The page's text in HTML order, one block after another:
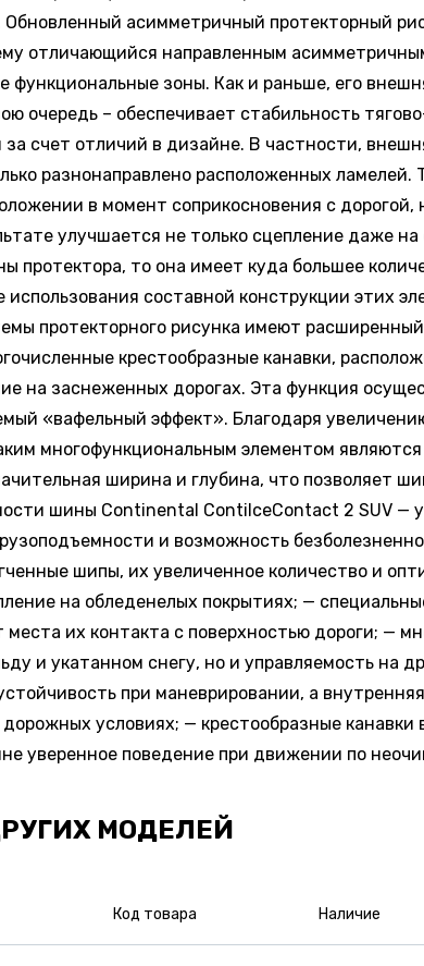
Обновленный асимметричный протекторный
отличающийся направленным
функциональные зоны. Как и раньше, его
очередь – обеспечивает стабильность
счет отличий в дизайне. В частности,
разнонаправлено расположенных
в момент соприкосновения с
улучшается не только сцепление даже
протектора, то она имеет куда большее
составной конструкции этих
протекторного рисунка имеют
крестообразные канавки,
на заснеженных дорогах. Эта функция
«вафельный эффект». Благодаря
многофункциональным элементом
ширина и глубина, что позволяет
шины Continental ContiIceContact 2 SUV —
и возможность
шипы, их увеличенное количество и
на обледенелых покрытиях; —
их контакта с поверхностью дороги; —
и укатанном снегу, но и управляемость на
при маневрировании, а
условиях; — крестообразные
уверенное поведение при движении по
МОДЕЛЕЙ
Код товара Наличие